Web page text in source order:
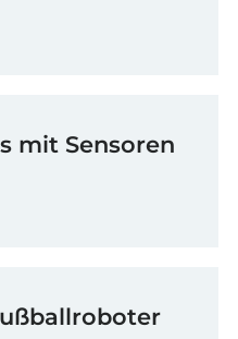
mit Sensoren